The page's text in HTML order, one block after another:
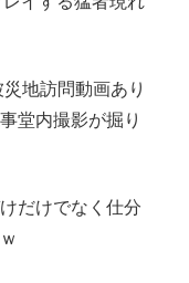
地訪問動画あり
堂内撮影が掘り
だけでなく仕分